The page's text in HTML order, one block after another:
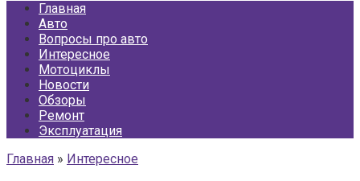
Главная
Авто
Вопросы про авто
Интересное
Мотоциклы
Новости
Обзоры
Ремонт
Эксплуатация
Главная » Интересное